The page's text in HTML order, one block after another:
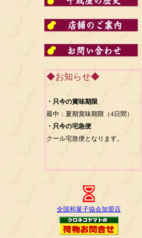
◆お知らせ◆
・只今の賞味期限
最中：夏期賞味期限（4日間）
・只今の宅急便
クール宅急便となります。
全国和菓子協会加盟店